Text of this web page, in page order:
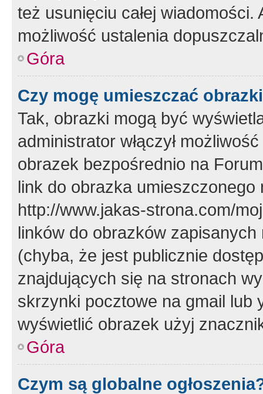
też usunięciu całej
możliwość ustalenia
Góra
Czy mogę umieszczać
Tak, obrazki mogą być
administrator włączył
obrazek bezpośrednio na
link do obrazka
http://www.jakas-strona.com/
linków do obrazków
(chyba, że jest publicznie
znajdujących się na stronach
skrzynki pocztowe na gmail lub
wyświetlić obrazek użyj
Góra
Czym są globalne